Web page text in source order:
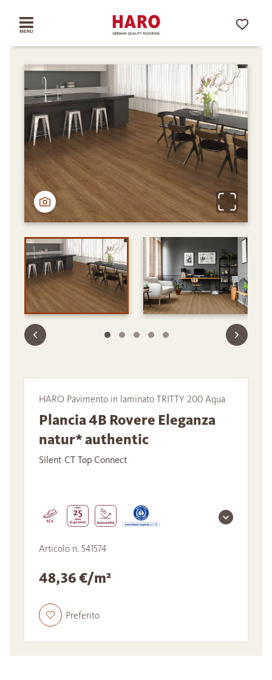
HARO Pavimento in laminato TRITTY 200 Aqua
Plancia 4B Rovere Eleganza
natur* authentic
Silent CT Top Connect
Articolo n. 541574
48,36 €/m²
Preferito